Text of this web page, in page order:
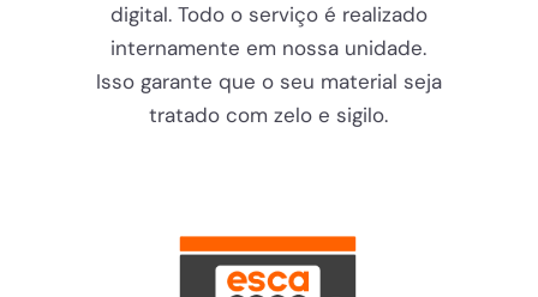
digital. Todo o serviço é realizado
internamente em nossa unidade.
Isso garante que o seu material seja
tratado com zelo e sigilo.